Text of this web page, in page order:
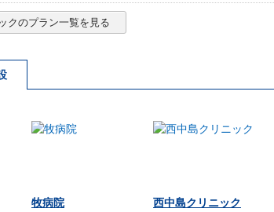
クのプラン一覧を見る
牧病院 西中島クリニック